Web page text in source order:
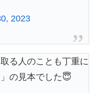
2023
る人のことも丁重に
の見本でした😇